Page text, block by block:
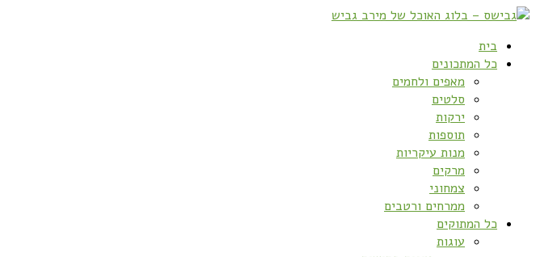
בית
כל המתכונים
מאפים ולחמים
סלטים
ירקות
תוספות
מנות עיקריות
מרקים
צמחוני
ממרחים ורטבים
כל המתוקים
עוגות